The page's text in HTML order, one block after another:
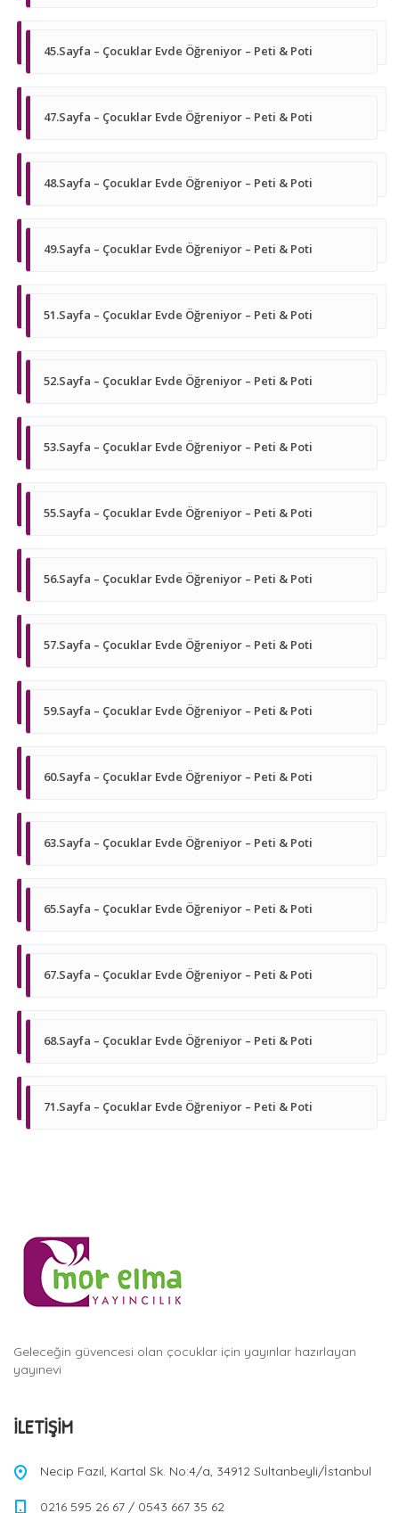
45.Sayfa – Çocuklar Evde Öğreniyor – Peti & Poti
47.Sayfa – Çocuklar Evde Öğreniyor – Peti & Poti
48.Sayfa – Çocuklar Evde Öğreniyor – Peti & Poti
49.Sayfa – Çocuklar Evde Öğreniyor – Peti & Poti
51.Sayfa – Çocuklar Evde Öğreniyor – Peti & Poti
52.Sayfa – Çocuklar Evde Öğreniyor – Peti & Poti
53.Sayfa – Çocuklar Evde Öğreniyor – Peti & Poti
55.Sayfa – Çocuklar Evde Öğreniyor – Peti & Poti
56.Sayfa – Çocuklar Evde Öğreniyor – Peti & Poti
57.Sayfa – Çocuklar Evde Öğreniyor – Peti & Poti
59.Sayfa – Çocuklar Evde Öğreniyor – Peti & Poti
60.Sayfa – Çocuklar Evde Öğreniyor – Peti & Poti
63.Sayfa – Çocuklar Evde Öğreniyor – Peti & Poti
65.Sayfa – Çocuklar Evde Öğreniyor – Peti & Poti
67.Sayfa – Çocuklar Evde Öğreniyor – Peti & Poti
68.Sayfa – Çocuklar Evde Öğreniyor – Peti & Poti
71.Sayfa – Çocuklar Evde Öğreniyor – Peti & Poti
Geleceğin güvencesi olan çocuklar için yayınlar hazırlayan
yayınevi
İLETIŞIM
Necip Fazıl, Kartal Sk. No:4/a, 34912 Sultanbeyli/İstanbul
0216 595 26 67 / 0543 667 35 62